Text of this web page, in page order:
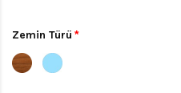
Zemin Türü